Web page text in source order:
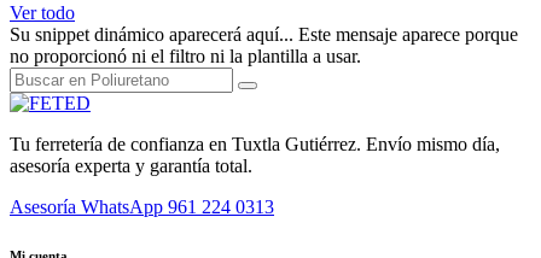
Ver todo
Su snippet dinámico aparecerá aquí... Este mensaje aparece porque
no proporcionó ni el filtro ni la plantilla a usar.
Tu ferretería de confianza en Tuxtla Gutiérrez. Envío mismo día,
asesoría experta y garantía total.
Asesoría WhatsApp 961 224 0313